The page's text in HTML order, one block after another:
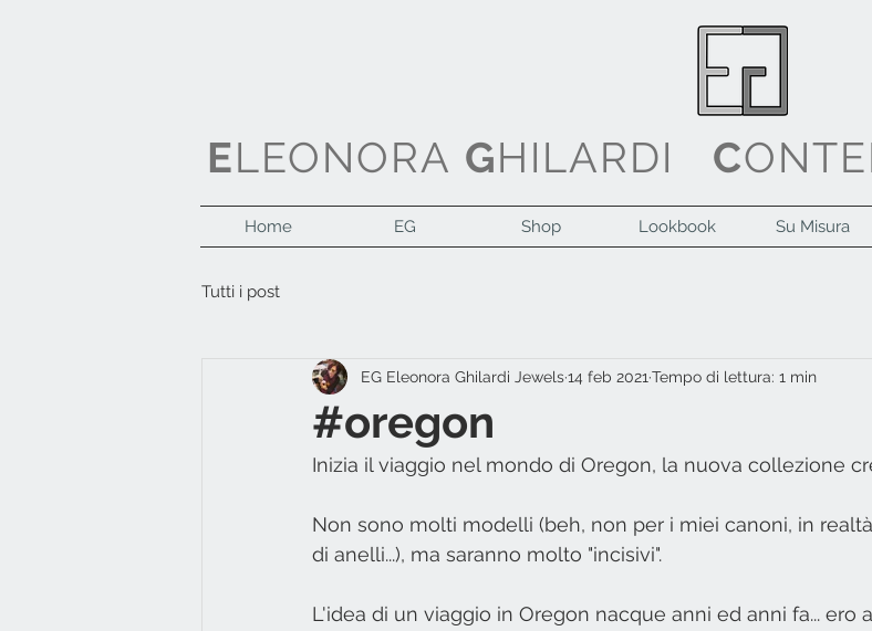
ELEONORA GHILARDI C
Home EG Shop Lookbook Su Misura
Tutti i post
#oregon
EG Eleonora Ghilardi Jewels14 feb 2021 Tempo di lettura: 1 min
Inizia il viaggio nel mondo di Oregon, la nuova collezione
Non sono molti modelli (beh, non per i miei canoni, in
di anelli...), ma saranno molto "incisivi".
L'idea di un viaggio in Oregon nacque anni ed anni fa... ero